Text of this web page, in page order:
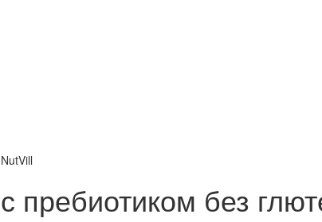
пребиотиком без